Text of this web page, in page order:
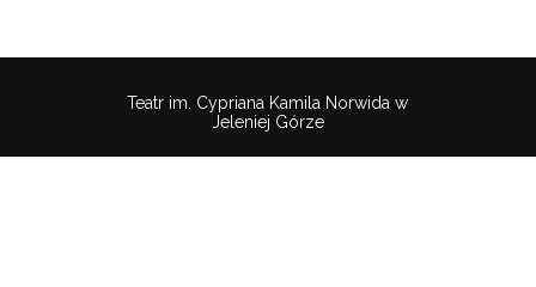
Teatr im. Cypriana Kamila Norwida w
Jeleniej Górze